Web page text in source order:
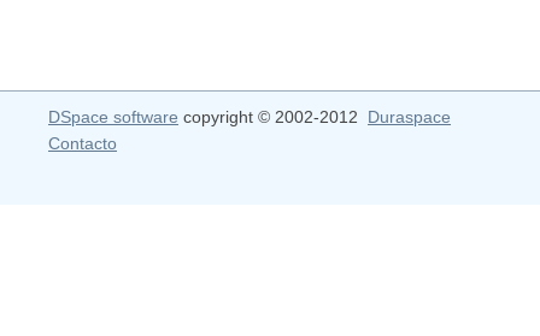
DSpace software copyright © 2002-2012 Duraspace
Contacto